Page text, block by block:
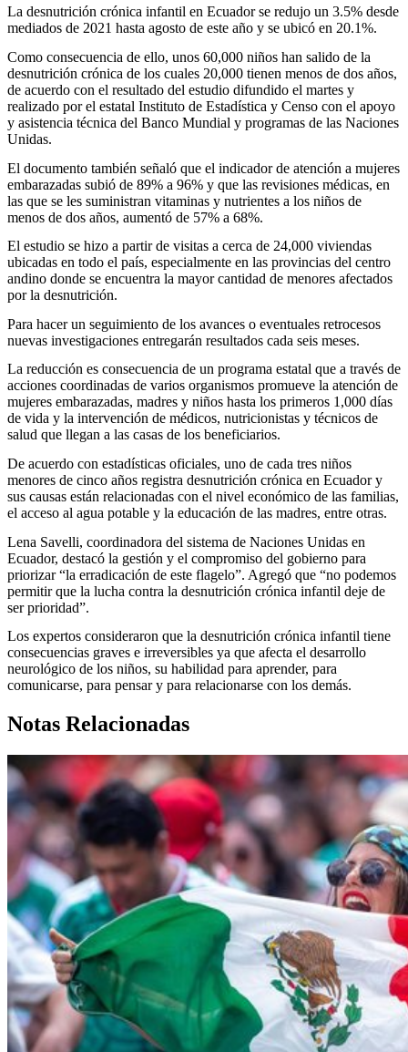
La desnutrición crónica infantil en Ecuador se redujo un 3.5% desde
mediados de 2021 hasta agosto de este año y se ubicó en 20.1%.
Como consecuencia de ello, unos 60,000 niños han salido de la
desnutrición crónica de los cuales 20,000 tienen menos de dos años,
de acuerdo con el resultado del estudio difundido el martes y
realizado por el estatal Instituto de Estadística y Censo con el apoyo
y asistencia técnica del Banco Mundial y programas de las Naciones
Unidas.
El documento también señaló que el indicador de atención a mujeres
embarazadas subió de 89% a 96% y que las revisiones médicas, en
las que se les suministran vitaminas y nutrientes a los niños de
menos de dos años, aumentó de 57% a 68%.
El estudio se hizo a partir de visitas a cerca de 24,000 viviendas
ubicadas en todo el país, especialmente en las provincias del centro
andino donde se encuentra la mayor cantidad de menores afectados
por la desnutrición.
Para hacer un seguimiento de los avances o eventuales retrocesos
nuevas investigaciones entregarán resultados cada seis meses.
La reducción es consecuencia de un programa estatal que a través de
acciones coordinadas de varios organismos promueve la atención de
mujeres embarazadas, madres y niños hasta los primeros 1,000 días
de vida y la intervención de médicos, nutricionistas y técnicos de
salud que llegan a las casas de los beneficiarios.
De acuerdo con estadísticas oficiales, uno de cada tres niños
menores de cinco años registra desnutrición crónica en Ecuador y
sus causas están relacionadas con el nivel económico de las familias,
el acceso al agua potable y la educación de las madres, entre otras.
Lena Savelli, coordinadora del sistema de Naciones Unidas en
Ecuador, destacó la gestión y el compromiso del gobierno para
priorizar “la erradicación de este flagelo”. Agregó que “no podemos
permitir que la lucha contra la desnutrición crónica infantil deje de
ser prioridad”.
Los expertos consideraron que la desnutrición crónica infantil tiene
consecuencias graves e irreversibles ya que afecta el desarrollo
neurológico de los niños, su habilidad para aprender, para
comunicarse, para pensar y para relacionarse con los demás.
Notas Relacionadas